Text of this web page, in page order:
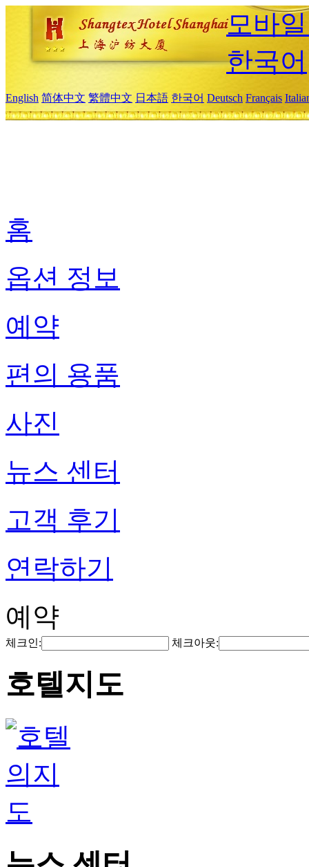
모바
한국어
English 简体中文 繁體中文 日本語 한국어 Deutsch Français
홈
옵션 정보
예약
편의 용품
사진
뉴스 센터
고객 후기
연락하기
예약
체크인: 체크아웃:
호텔지도